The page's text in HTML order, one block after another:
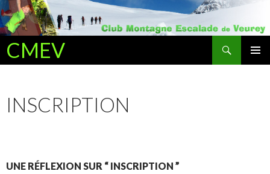
CMEV
Recherche
ALLER AU CONTENU PRINCIPAL
INSCRIPTION
UNE RÉFLEXION SUR “ INSCRIPTION ”